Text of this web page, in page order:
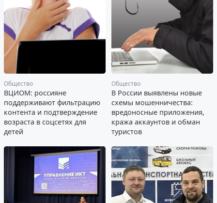
Общество
ВЦИОМ: россияне
поддерживают фильтрацию
контента и подтверждение
возраста в соцсетях для
детей
Общество
В России выявлены новые
схемы мошенничества:
вредоносные приложения,
кража аккаунтов и обман
туристов